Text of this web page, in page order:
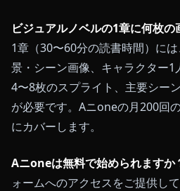
ビジュアルノベルの1章に何枚の
1章（30〜60分の読書時間）に
景・シーン画像、キャラクター
4〜8枚のスプライト、主要シー
が必要です。Aニoneの月200回
にカバーします。
Aニoneは無料で始められますか
ォームへのアクセスをご提供して